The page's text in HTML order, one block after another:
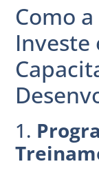
Como
Investe
1.